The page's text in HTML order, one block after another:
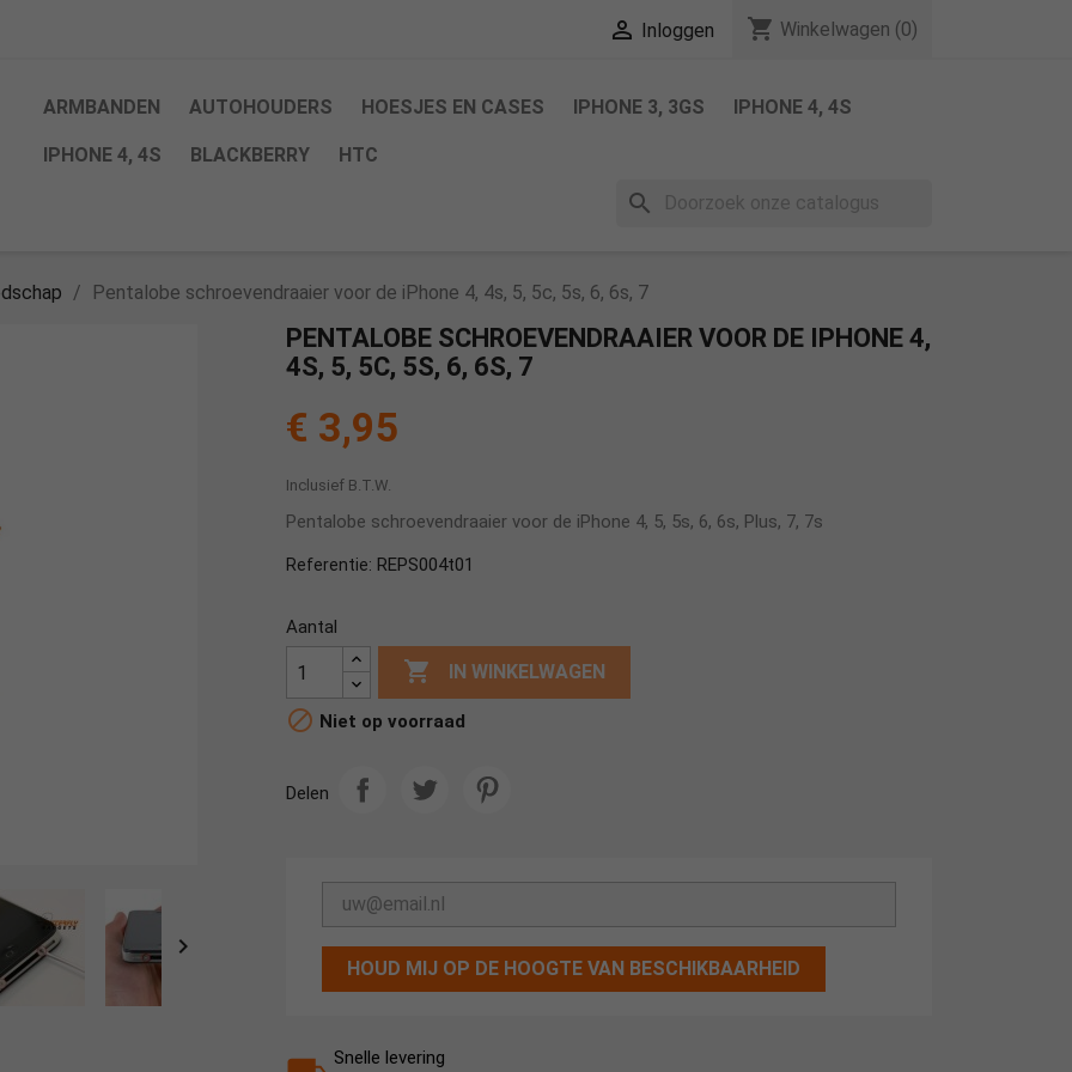
 Inloggen shopping_cart Winkelwagen (0)
ARMBANDEN AUTOHOUDERS HOESJES EN CASES IPHONE 3, 3GS IPHONE 4, 4S
IPHONE 4, 4S BLACKBERRY HTC
search
Pentalobe schroevendraaier voor de iPhone 4, 4s, 5, 5c, 5s, 6, 6s, 7

PENTALOBE SCHROEVENDRAAIER VOOR DE IPHONE 4,
4S, 5, 5C, 5S, 6, 6S, 7
€ 3,95
Inclusief B.T.W.
Pentalobe schroevendraaier voor de iPhone 4, 5, 5s, 6, 6s, Plus, 7, 7s
Referentie: REPS004t01
Aantal
 IN WINKELWAGEN
 Niet op voorraad
Delen
HOUD MIJ OP DE HOOGTE VAN BESCHIKBAARHEID
Snelle levering